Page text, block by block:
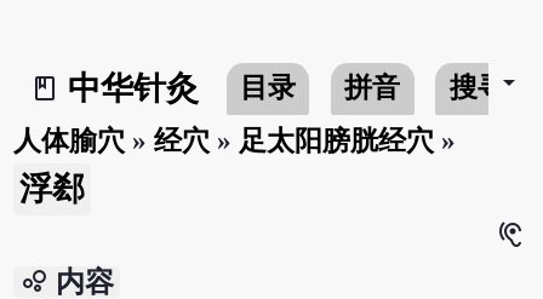
book_2
中华针灸 目录 拼音 搜寻arrow_drop_down
人体腧穴 »经穴 » 足太阳膀胱经穴 »
浮郄
hearing
bubble_chart 内容